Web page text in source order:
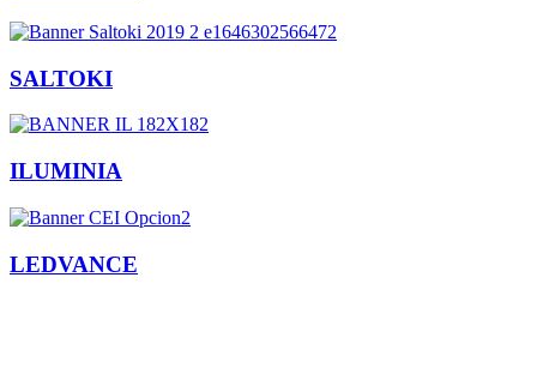
SALTOKI
ILUMINIA
LEDVANCE